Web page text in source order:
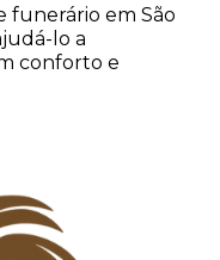
funerário em São
lo a
conforto e